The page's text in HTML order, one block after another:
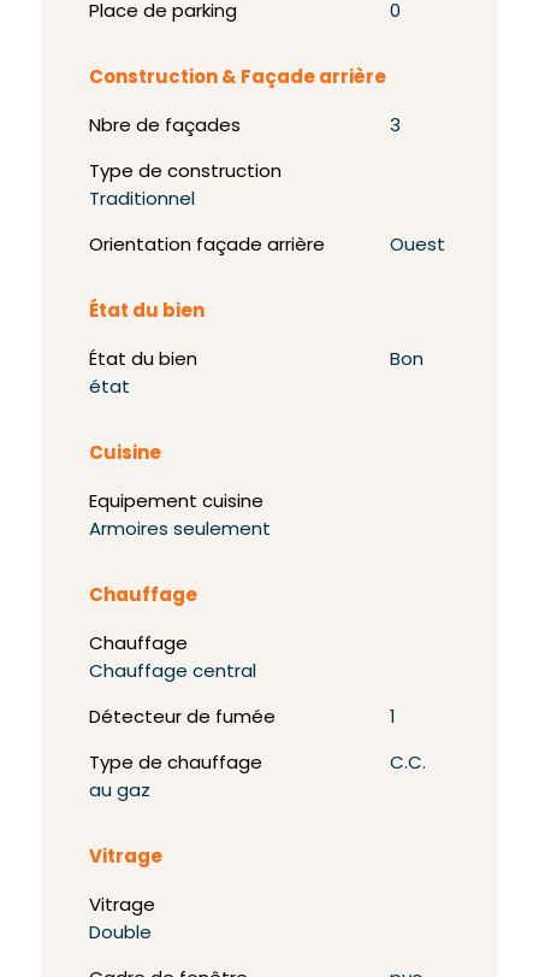
Place de parking 0
Construction & Façade arrière
Nbre de façades 3
Type de construction
Traditionnel
Orientation façade arrière Ouest
État du bien
État du bien
Bon
état
Cuisine
Equipement cuisine
Armoires seulement
Chauffage
Chauffage
Chauffage central
Détecteur de fumée 1
Type de chauffage
C.C.
au gaz
Vitrage
Vitrage
Double